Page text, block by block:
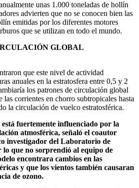
unas 1.000 toneladas de hollín
advierten que no se conocen bien las
emitidas por los diferentes motores
que se utilizan en todo el mundo.
GLOBAL
que este nivel de actividad
anuales en la estratosfera entre 0,5 y 2
los patrones de circulación global
corrientes en chorro subtropicales hasta
la circulación de vuelco estratosférica.
fuertemente influenciado por la
atmosférica, señaló el coautor
investigador del Laboratorio de
lo que no sorprendió al equipo de
encontrara cambios en las
y que los vientos también causaran
de ozono.